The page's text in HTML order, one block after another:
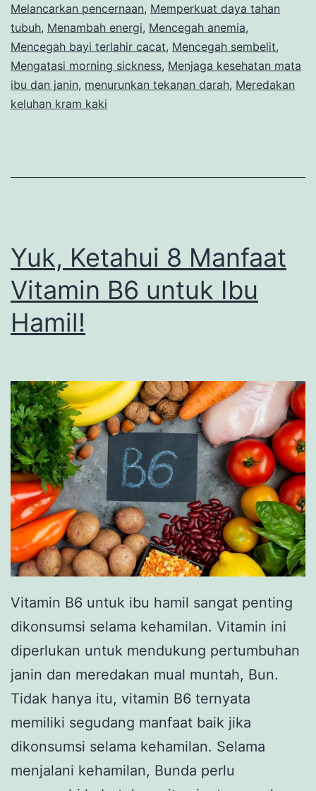
Melancarkan pencernaan, Memperkuat daya tahan
tubuh, Menambah energi, Mencegah anemia,
Mencegah bayi terlahir cacat, Mencegah sembelit,
Mengatasi morning sickness, Menjaga kesehatan mata
ibu dan janin, menurunkan tekanan darah, Meredakan
keluhan kram kaki
Yuk, Ketahui 8 Manfaat
Vitamin B6 untuk Ibu
Hamil!
Vitamin B6 untuk ibu hamil sangat penting
dikonsumsi selama kehamilan. Vitamin ini
diperlukan untuk mendukung pertumbuhan
janin dan meredakan mual muntah, Bun.
Tidak hanya itu, vitamin B6 ternyata
memiliki segudang manfaat baik jika
dikonsumsi selama kehamilan. Selama
menjalani kehamilan, Bunda perlu